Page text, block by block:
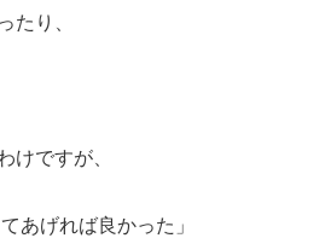
たり、
けですが、
あげれば良かった」